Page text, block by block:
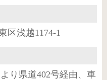
区浅越1174-1
り県道402号経由、車